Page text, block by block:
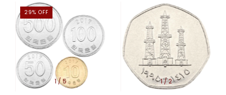
1/5
29% OFF
1/2